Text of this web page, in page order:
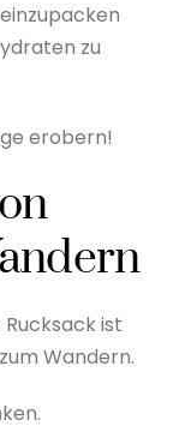
zu
erobern!
ist
Wandern.